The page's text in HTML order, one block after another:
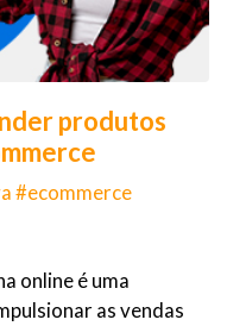
produtos
#ecommerce
online é uma
as vendas